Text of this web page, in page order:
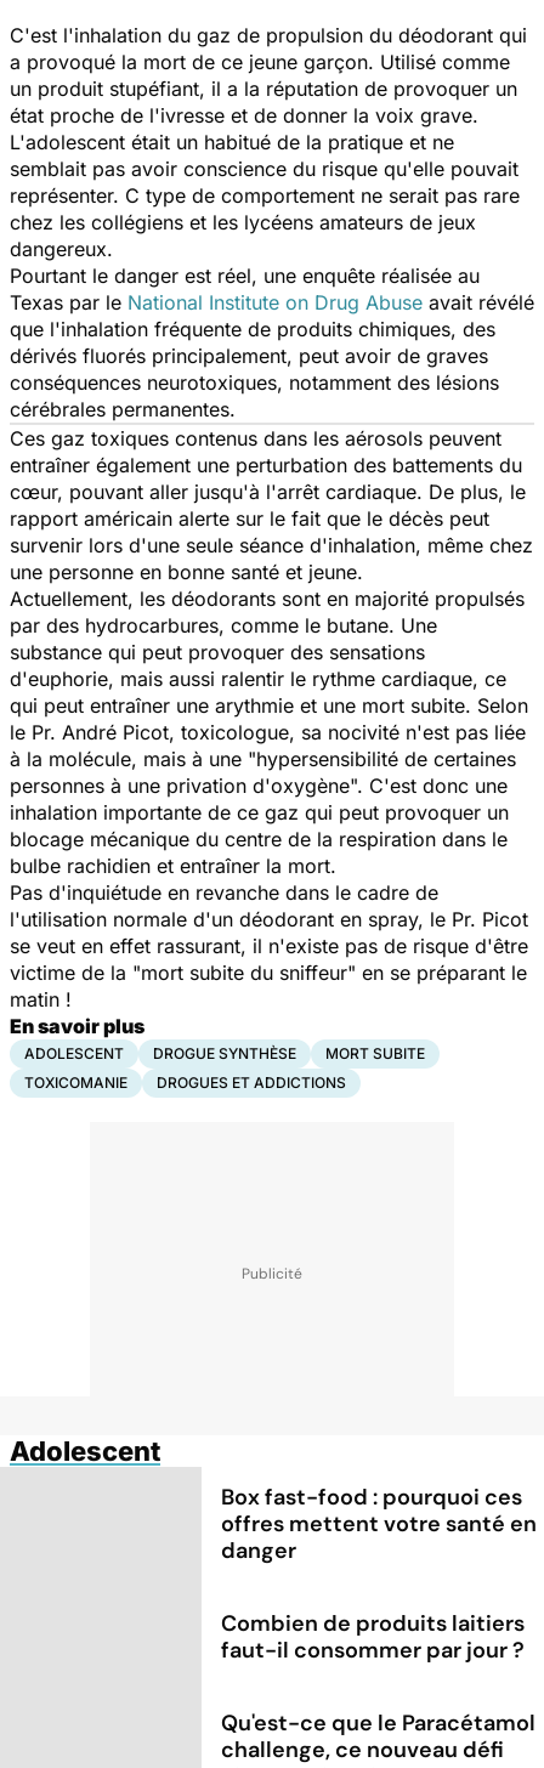
C'est l'inhalation du gaz de propulsion du déodorant qui
a provoqué la mort de ce jeune garçon. Utilisé comme
un produit stupéfiant, il a la réputation de provoquer un
état proche de l'ivresse et de donner la voix grave.
L'adolescent était un habitué de la pratique et ne
semblait pas avoir conscience du risque qu'elle pouvait
représenter. C type de comportement ne serait pas rare
chez les collégiens et les lycéens amateurs de jeux
dangereux.
Pourtant le danger est réel, une enquête réalisée au
Texas par le National Institute on Drug Abuse avait révélé
que l'inhalation fréquente de produits chimiques, des
dérivés fluorés principalement, peut avoir de graves
conséquences neurotoxiques, notamment des lésions
cérébrales permanentes.
Ces gaz toxiques contenus dans les aérosols peuvent
entraîner également une perturbation des battements du
cœur, pouvant aller jusqu'à l'arrêt cardiaque. De plus, le
rapport américain alerte sur le fait que le décès peut
survenir lors d'une seule séance d'inhalation, même chez
une personne en bonne santé et jeune.
Actuellement, les déodorants sont en majorité propulsés
par des hydrocarbures, comme le butane. Une
substance qui peut provoquer des sensations
d'euphorie, mais aussi ralentir le rythme cardiaque, ce
qui peut entraîner une arythmie et une mort subite. Selon
le Pr. André Picot, toxicologue, sa nocivité n'est pas liée
à la molécule, mais à une "hypersensibilité de certaines
personnes à une privation d'oxygène". C'est donc une
inhalation importante de ce gaz qui peut provoquer un
blocage mécanique du centre de la respiration dans le
bulbe rachidien et entraîner la mort.
Pas d'inquiétude en revanche dans le cadre de
l'utilisation normale d'un déodorant en spray, le Pr. Picot
se veut en effet rassurant, il n'existe pas de risque d'être
victime de la "mort subite du sniffeur" en se préparant le
matin !
En savoir plus
ADOLESCENT DROGUE SYNTHÈSE
MORT SUBITE
TOXICOMANIE
DROGUES ET ADDICTIONS
Adolescent
Box fast-food : pourquoi ces
offres mettent votre santé en
danger
Combien de produits laitiers
faut-il consommer par jour ?
Qu'est-ce que le Paracétamol
challenge, ce nouveau défi